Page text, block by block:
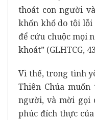
thoát con người
khốn khổ do tội lỗi
để cứu chuộc mọi
khoát” (GLHTCG,
Vì thế, trong tình
Thiên Chúa
người, và mời gọi
phúc đích thực